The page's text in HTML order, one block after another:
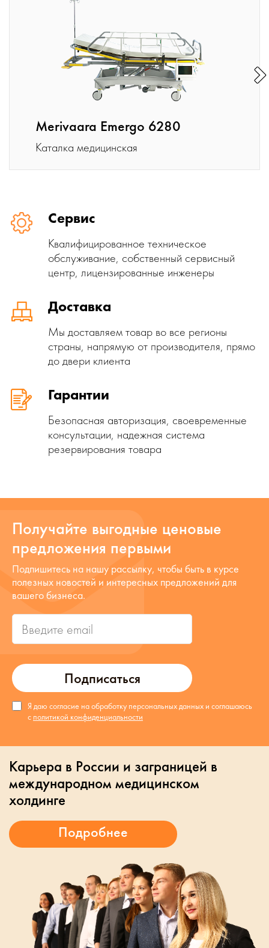
Merivaara Emergo 6280
Каталка медицинская
Сервис
Квалифицированное техническое
обслуживание, собственный сервисный
центр, лицензированные инженеры
Доставка
Мы доставляем товар во все регионы
страны, напрямую от производителя, прямо
до двери клиента
Гарантии
Безопасная авторизация, своевременные
консультации, надежная система
резервирования товара
Получайте выгодные ценовые
предложения первыми
Подписаться
Подпишитесь на нашу рассылку, чтобы быть в курсе
полезных новостей и интересных предложений для
вашего бизнеса.
Я даю согласие на обработку персональных данных и соглашаюсь
с политикой конфиденциальности
Карьера в России и заграницей в
международном медицинском
холдинге